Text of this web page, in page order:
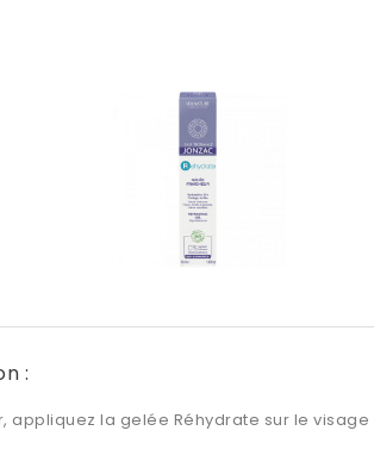
:
appliquez la gelée Réhydrate sur le